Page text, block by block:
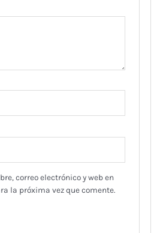
correo electrónico y web en
la próxima vez que comente.